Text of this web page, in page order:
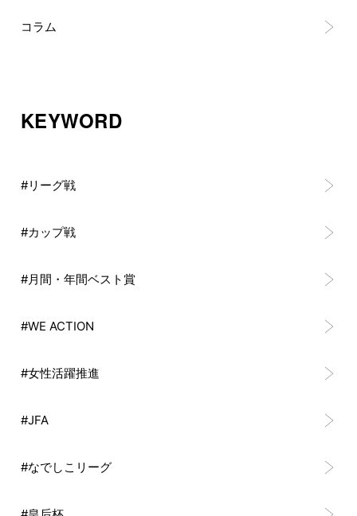
コラム
KEYWORD
#リーグ戦
#カップ戦
#月間・年間ベスト賞
#WE ACTION
#女性活躍推進
#JFA
#なでしこリーグ